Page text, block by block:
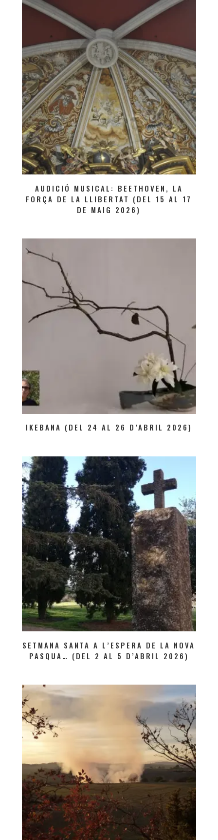
AUDICIÓ MUSICAL: BEETHOVEN, LA
FORÇA DE LA LLIBERTAT (DEL 15 AL 17
DE MAIG 2026)
IKEBANA (DEL 24 AL 26 D’ABRIL 2026)
SETMANA SANTA A L’ESPERA DE LA NOVA
PASQUA… (DEL 2 AL 5 D’ABRIL 2026)